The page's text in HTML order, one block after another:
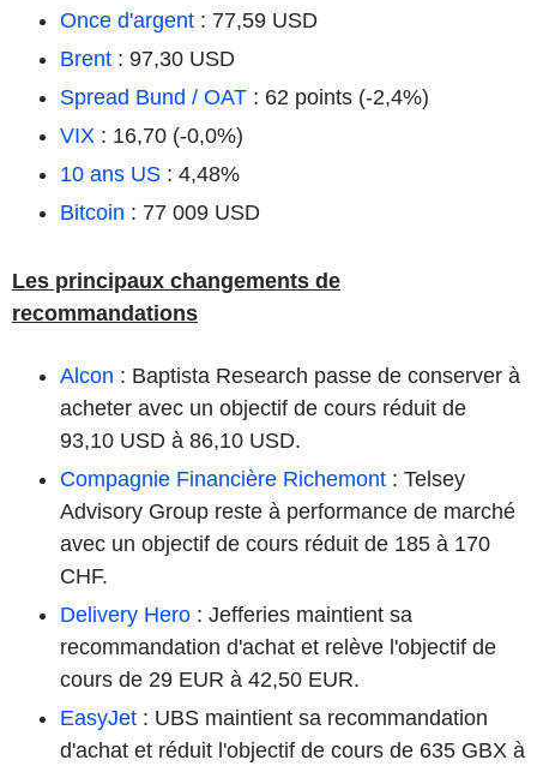
Once d'argent : 77,59 USD
Brent : 97,30 USD
Spread Bund / OAT : 62 points (-2,4%)
VIX : 16,70 (-0,0%)
10 ans US : 4,48%
Bitcoin : 77 009 USD
Les principaux changements de
recommandations
Alcon : Baptista Research passe de conserver à
acheter avec un objectif de cours réduit de
93,10 USD à 86,10 USD.
Compagnie Financière Richemont : Telsey
Advisory Group reste à performance de marché
avec un objectif de cours réduit de 185 à 170
CHF.
Delivery Hero : Jefferies maintient sa
recommandation d'achat et relève l'objectif de
cours de 29 EUR à 42,50 EUR.
EasyJet : UBS maintient sa recommandation
d'achat et réduit l'objectif de cours de 635 GBX à